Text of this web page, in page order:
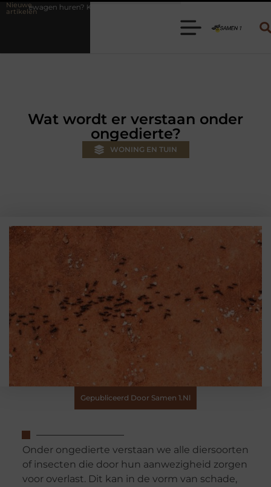
Nieuwe
artikelen
de juiste aanhanger voor jouw klus
Wat wordt er verstaan onder
ongedierte?
WONING EN TUIN
Gepubliceerd Door Samen 1.nl
Onder ongedierte verstaan we alle diersoorten
of insecten die door hun aanwezigheid zorgen
voor overlast. Dit kan in de vorm van schade,